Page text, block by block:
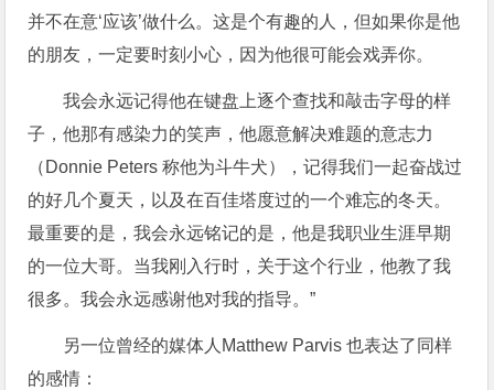
并不在意‘应该’做什么。这是个有趣的人，但如果你是他
的朋友，一定要时刻小心，因为他很可能会戏弄你。
我会永远记得他在键盘上逐个查找和敲击字母的样
子，他那有感染力的笑声，他愿意解决难题的意志力
（Donnie Peters 称他为斗牛犬），记得我们一起奋战过
的好几个夏天，以及在百佳塔度过的一个难忘的冬天。
最重要的是，我会永远铭记的是，他是我职业生涯早期
的一位大哥。当我刚入行时，关于这个行业，他教了我
很多。我会永远感谢他对我的指导。”
另一位曾经的媒体人Matthew Parvis 也表达了同样
的感情：